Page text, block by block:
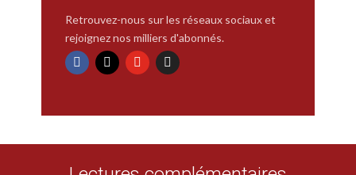
Retrouvez-nous sur les réseaux sociaux et
rejoignez nos milliers d'abonnés.